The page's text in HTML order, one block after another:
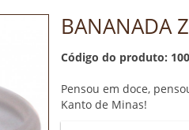
BANANADA
Código do produto: 100
Pensou em doce,
Kanto de Minas!